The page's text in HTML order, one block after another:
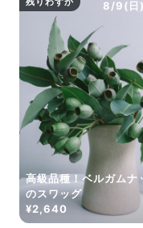
よくある質問
Q. 毎月自動でお花
いいえ、毎月自動で
きな時に好きな花をご
Q. 配送できないエ
ただいま沖縄・離島
ん。ご了承ください。
Q. 配送日時は指定で
お花をベストなタイ
指定はできません。
マトのアプリから変更
Q. 注文後にキャンセ
ご注文後一定時間内で
8/9(日
高級品種！ベルガムナ
のスワッグ
¥2,640